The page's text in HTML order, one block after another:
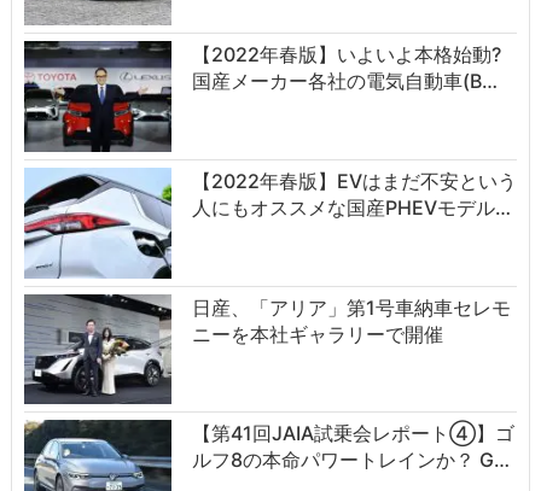
【2022年春版】いよいよ本格始動?
国産メーカー各社の電気自動車(B…
【2022年春版】EVはまだ不安という
人にもオススメな国産PHEVモデル…
日産、「アリア」第1号車納車セレモ
ニーを本社ギャラリーで開催
【第41回JAIA試乗会レポート④】ゴ
ルフ8の本命パワートレインか？ G…